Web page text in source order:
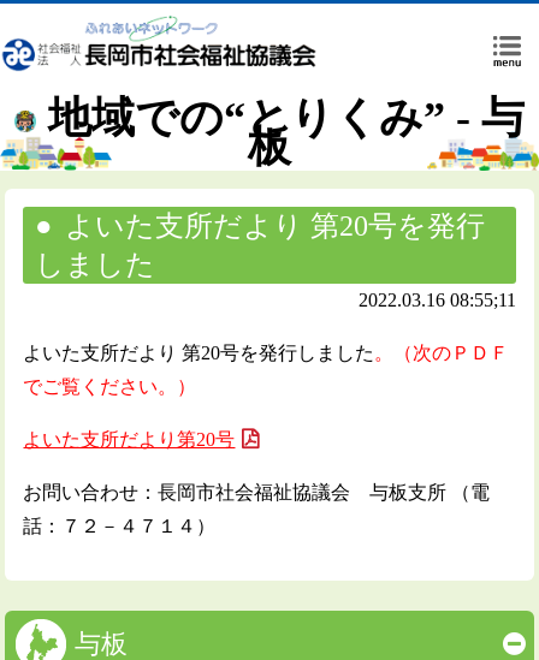
地域での“とりくみ” - 与
板
よいた支所だより 第20号を発行
しました
2022.03.16 08:55;11
よいた支所だより 第20号を発行しました 。（次のＰＤＦ
でご覧ください。）
よいた支所だより第20号
お問い合わせ：長岡市社会福祉協議会 与板支所 （電
話：７２－４７１４）
与板